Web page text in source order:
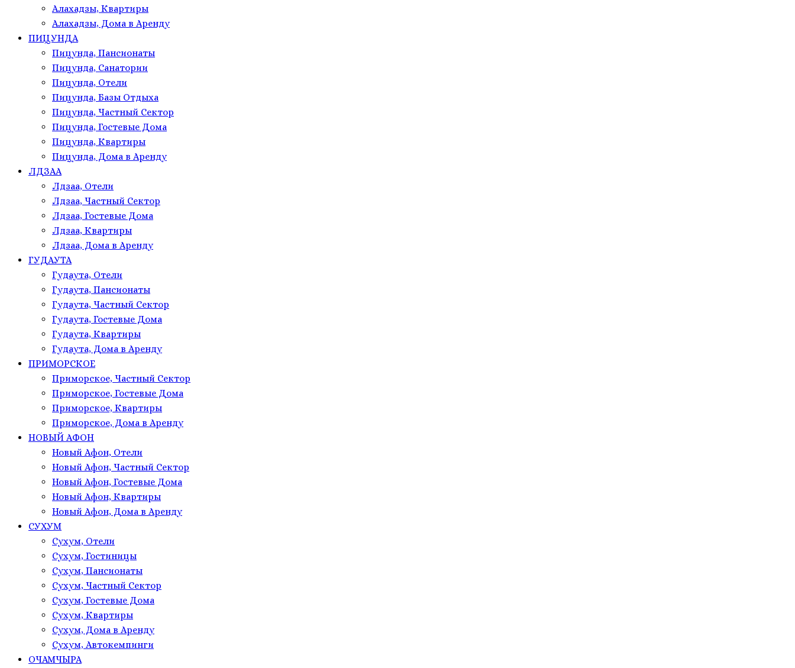
Алахадзы, Квартиры
Алахадзы, Дома в Аренду
ПИЦУНДА
Пицунда, Пансионаты
Пицунда, Санатории
Пицунда, Отели
Пицунда, Базы Отдыха
Пицунда, Частный Сектор
Пицунда, Гостевые Дома
Пицунда, Квартиры
Пицунда, Дома в Аренду
ЛДЗАА
Лдзаа, Отели
Лдзаа, Частный Сектор
Лдзаа, Гостевые Дома
Лдзаа, Квартиры
Лдзаа, Дома в Аренду
ГУДАУТА
Гудаута, Отели
Гудаута, Пансионаты
Гудаута, Частный Сектор
Гудаута, Гостевые Дома
Гудаута, Квартиры
Гудаута, Дома в Аренду
ПРИМОРСКОЕ
Приморское, Частный Сектор
Приморское, Гостевые Дома
Приморское, Квартиры
Приморское, Дома в Аренду
НОВЫЙ АФОН
Новый Афон, Отели
Новый Афон, Частный Сектор
Новый Афон, Гостевые Дома
Новый Афон, Квартиры
Новый Афон, Дома в Аренду
СУХУМ
Сухум, Отели
Сухум, Гостиницы
Сухум, Пансионаты
Сухум, Частный Сектор
Сухум, Гостевые Дома
Сухум, Квартиры
Сухум, Дома в Аренду
Сухум, Автокемпинги
ОЧАМЧЫРА